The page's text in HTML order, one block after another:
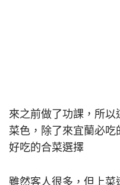
來之前做了功課，所
菜色，除了來宜蘭必
好吃的合菜選擇
雖然客人很多，但上